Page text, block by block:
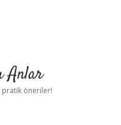
Anlar
pratik öneriler!